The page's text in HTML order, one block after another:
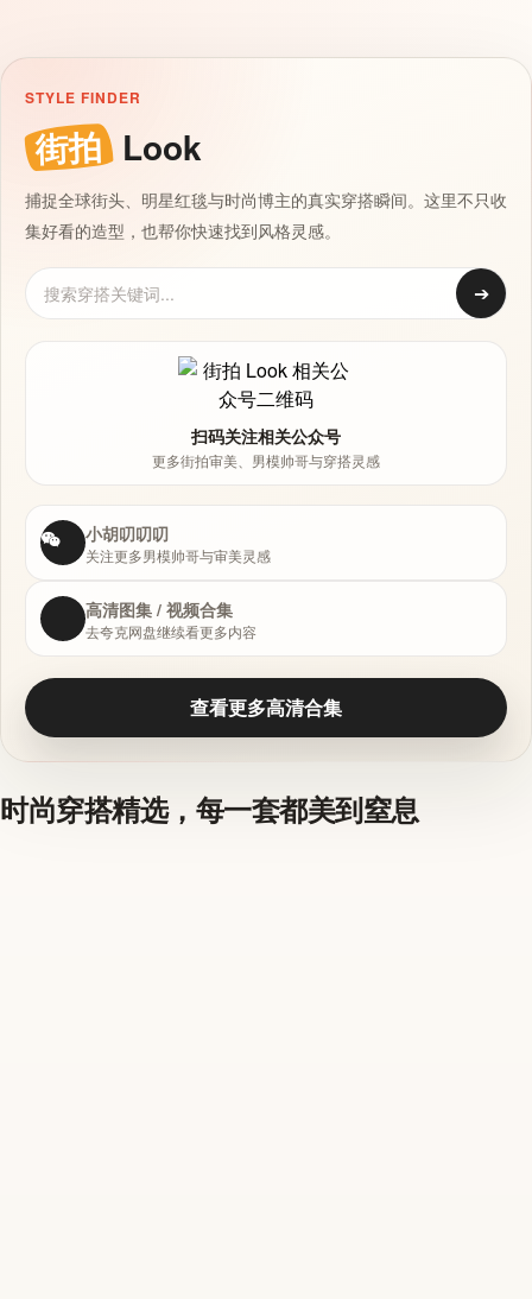
STYLE FINDER
街拍 Look
捕捉全球街头、明星红毯与时尚博主的真实穿搭瞬间。这里不只收
集好看的造型，也帮你快速找到风格灵感。
➔
扫码关注相关公众号
更多街拍审美、男模帅哥与穿搭灵感
小胡叨叨叨
关注更多男模帅哥与审美灵感
高清图集 / 视频合集
去夸克网盘继续看更多内容
查看更多高清合集
时尚穿搭精选，每一套都美到窒息